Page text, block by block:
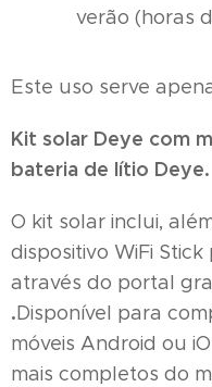
verão (horas
Este uso serve
Kit solar Deye com
bateria de lítio Deye.
O kit solar inclui,
dispositivo WiFi
através do portal
.Disponível para
móveis Android ou
mais completos do